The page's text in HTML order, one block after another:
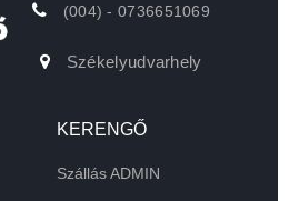
(004) - 0736651069
Székelyudvarhely
KERENGŐ
Szállás ADMIN